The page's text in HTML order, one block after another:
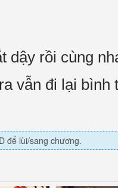
dậy rồi cùng
vẫn đi lại bình
để lùi/sang chương.